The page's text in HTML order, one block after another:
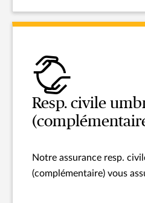
Resp. civile
Notre assurance resp.